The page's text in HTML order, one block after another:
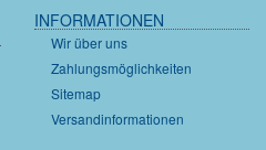
INFORMATIONEN
Wir über uns
Zahlungsmöglichkeiten
Sitemap
Versandinformationen